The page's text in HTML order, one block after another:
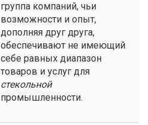
группа компаний, чьи
возможности и опыт,
дополняя друг друга,
обеспечивают не имеющий
себе равных диапазон
товаров и услуг для
стекольной
промышленности.